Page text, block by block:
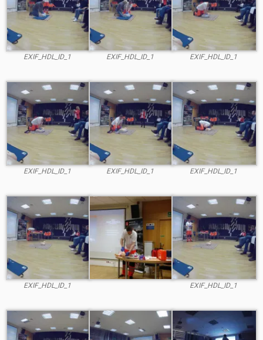
EXIF_HDL_ID_1 EXIF_HDL_ID_1 EXIF_HDL_ID_1
EXIF_HDL_ID_1 EXIF_HDL_ID_1 EXIF_HDL_ID_1
EXIF_HDL_ID_1 EXIF_HDL_ID_1